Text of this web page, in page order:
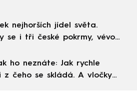
nejhorších jídel světa.
se i tři české pokrmy, vévodí
ho neznáte: Jak rychle
z čeho se skládá. A vločky